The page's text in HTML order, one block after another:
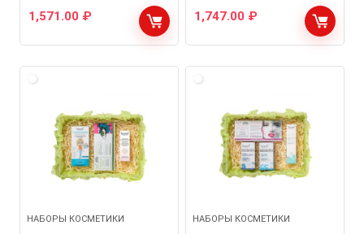
1,571.00 ₽ 1,747.00 ₽
НАБОРЫ КОСМЕТИКИ НАБОРЫ КОСМЕТИКИ